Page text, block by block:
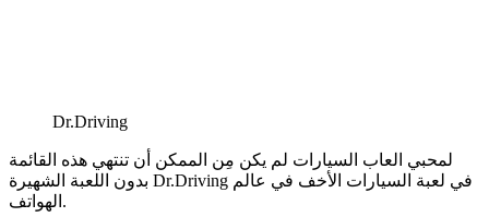
Dr.Driving
لمحبي العاب السيارات لم يكن مِن الممكن أن تنتهي هذه القائمة
بدون اللعبة الشهيرة Dr.Driving في لعبة السيارات الأخف في عالم
الهواتف.